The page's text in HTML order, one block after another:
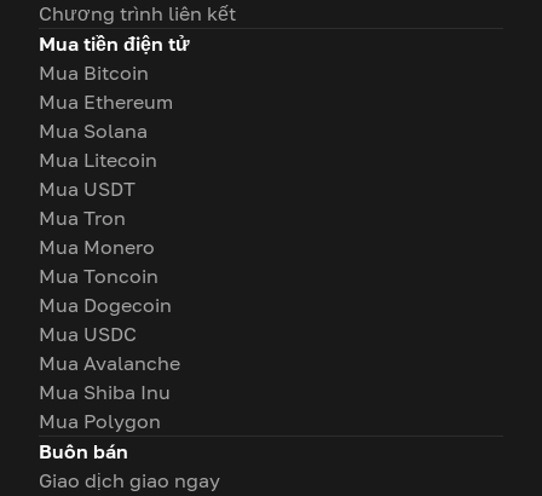
Chương trình liên kết
Mua tiền điện tử
Mua Bitcoin
Mua Ethereum
Mua Solana
Mua Litecoin
Mua USDT
Mua Tron
Mua Monero
Mua Toncoin
Mua Dogecoin
Mua USDC
Mua Avalanche
Mua Shiba Inu
Mua Polygon
Buôn bán
Giao dịch giao ngay